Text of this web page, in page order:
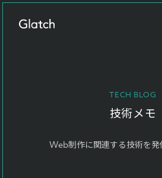
制作実績
Works
参考価格
TECH BLOG
技術メモ
Web制作に関連する技術を発